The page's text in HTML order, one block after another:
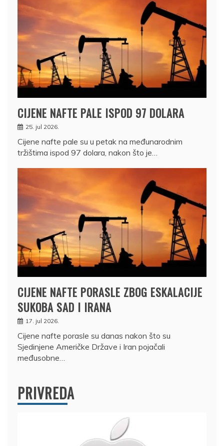
CIJENE NAFTE PALE ISPOD 97 DOLARA
25. jul 2026.
Cijene nafte pale su u petak na međunarodnim
tržištima ispod 97 dolara, nakon što je…
CIJENE NAFTE PORASLE ZBOG ESKALACIJE
SUKOBA SAD I IRANA
17. jul 2026.
Cijene nafte porasle su danas nakon što su
Sjedinjene Američke Države i Iran pojačali
međusobne…
PRIVREDA